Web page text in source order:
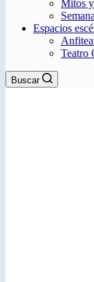
Mitos
Espacios
Teatro
Buscar